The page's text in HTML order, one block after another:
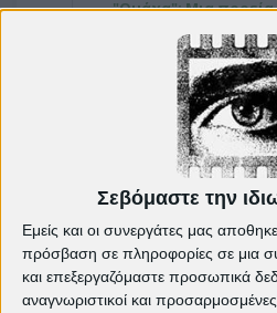
Σεβόμαστε την
Εμείς και οι συνεργάτες μας
πρόσβαση σε πληροφορίες σε μια
και επεξεργαζόμαστε προσωπικά
αναγνωριστικοί και
"Ομάχα": Μια πορεία
ανθρώπων |
Weapons: Ο Zach
τρόμος της
EDITORIAL
«Τα Μαθήματα της
Στέφαν Κομαντάρεφ |
Οι ταινίες μου: Bram
| EDITORIAL
Ζώνη
Γκλέιζερ | EDITORIAL
"Τα πεδία εντός